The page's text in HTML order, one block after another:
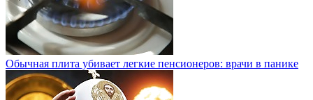
Обычная плита убивает легкие пенсионеров: врачи в панике